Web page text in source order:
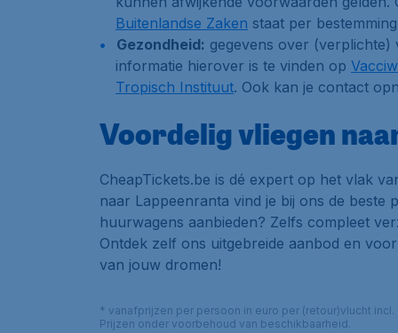
Buitenlandse Zaken staat per
Gezondheid: gegevens over
informatie hierover is te vinden op
Tropisch Instituut. Ook kan je contact
Voordelig vliegen
CheapTickets.be is dé expert op het vlak
naar Lappeenranta vind je bij ons de beste
huurwagens aanbieden? Zelfs compleet
Ontdek zelf ons uitgebreide aanbod en
van jouw dromen!
* vanafprijzen per persoon in euro per (retour)vlucht
Prijzen onder voorbehoud van beschikbaarheid.